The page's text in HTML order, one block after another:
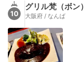
10
グリル梵（ボン）
大阪府 / なんば